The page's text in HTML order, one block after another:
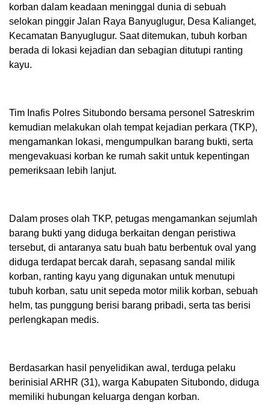
korban dalam keadaan meninggal dunia di sebuah
selokan pinggir Jalan Raya Banyuglugur, Desa Kalianget,
Kecamatan Banyuglugur. Saat ditemukan, tubuh korban
berada di lokasi kejadian dan sebagian ditutupi ranting
kayu.
Tim Inafis Polres Situbondo bersama personel Satreskrim
kemudian melakukan olah tempat kejadian perkara (TKP),
mengamankan lokasi, mengumpulkan barang bukti, serta
mengevakuasi korban ke rumah sakit untuk kepentingan
pemeriksaan lebih lanjut.
Dalam proses olah TKP, petugas mengamankan sejumlah
barang bukti yang diduga berkaitan dengan peristiwa
tersebut, di antaranya satu buah batu berbentuk oval yang
diduga terdapat bercak darah, sepasang sandal milik
korban, ranting kayu yang digunakan untuk menutupi
tubuh korban, satu unit sepeda motor milik korban, sebuah
helm, tas punggung berisi barang pribadi, serta tas berisi
perlengkapan medis.
Berdasarkan hasil penyelidikan awal, terduga pelaku
berinisial ARHR (31), warga Kabupaten Situbondo, diduga
memiliki hubungan keluarga dengan korban.